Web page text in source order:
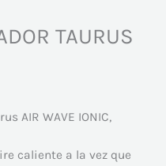
TAURUS
AIR WAVE IONIC,
caliente a la vez que